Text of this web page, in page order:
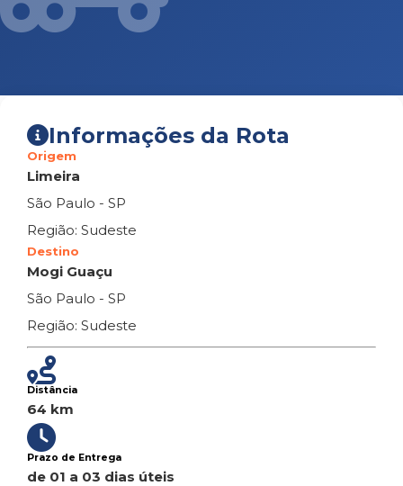
Informações da Rota
Origem
Limeira
São Paulo - SP
Região: Sudeste
Destino
Mogi Guaçu
São Paulo - SP
Região: Sudeste
Distância
64 km
Prazo de Entrega
de 01 a 03 dias úteis